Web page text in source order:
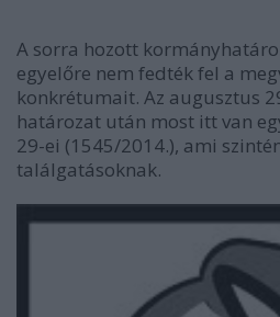
A sorra hozott
egyelőre nem fedték fel a
konkrétumait. Az augusztus
határozat után most itt van
29-ei (1545/2014.), ami
találgatásoknak.